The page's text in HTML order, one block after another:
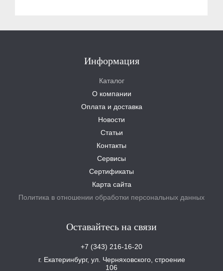
Информация
Каталог
О компании
Оплата и доставка
Новости
Статьи
Контакты
Сервисы
Сертификаты
Карта сайта
Политика в отношении обработки персональных данных
Оставайтесь на связи
+7 (343) 216-16-20
г. Екатеринбург, ул. Черняховского, строение
106